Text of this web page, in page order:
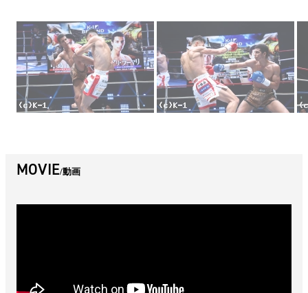
MOVIE 動画